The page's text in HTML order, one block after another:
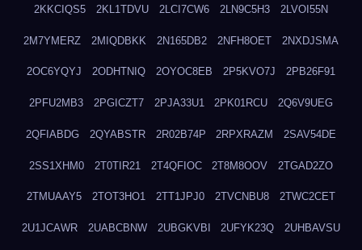
2KKCIQS5 2KL1TDVU 2LCI7CW6 2LN9C5H3 2LVOI55N
2M7YMERZ 2MIQDBKK 2N165DB2 2NFH8OET 2NXDJSMA
2OC6YQYJ 2ODHTNIQ 2OYOC8EB 2P5KVO7J 2PB26F91
2PFU2MB3 2PGICZT7 2PJA33U1 2PK01RCU 2Q6V9UEG
2QFIABDG 2QYABSTR 2R02B74P 2RPXRAZM 2SAV54DE
2SS1XHM0 2T0TIR21 2T4QFIOC 2T8M8OOV 2TGAD2ZO
2TMUAAY5 2TOT3HO1 2TT1JPJ0 2TVCNBU8 2TWC2CET
2U1JCAWR 2UABCBNW 2UBGKVBI 2UFYK23Q 2UHBAVSU